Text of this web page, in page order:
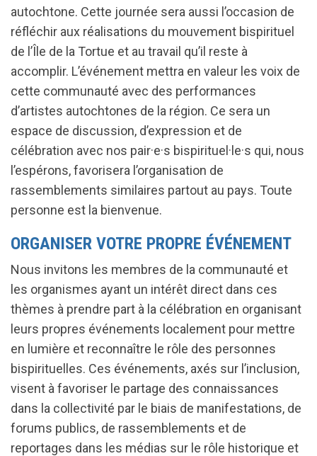
autochtone. Cette journée sera aussi l’occasion de
réfléchir aux réalisations du mouvement bispirituel
de l’Île de la Tortue et au travail qu’il reste à
accomplir. L’événement mettra en valeur les voix de
cette communauté avec des performances
d’artistes autochtones de la région. Ce sera un
espace de discussion, d’expression et de
célébration avec nos pair·e·s bispirituel·le·s qui, nous
l’espérons, favorisera l’organisation de
rassemblements similaires partout au pays. Toute
personne est la bienvenue.
ORGANISER VOTRE PROPRE ÉVÉNEMENT
Nous invitons les membres de la communauté et
les organismes ayant un intérêt direct dans ces
thèmes à prendre part à la célébration en organisant
leurs propres événements localement pour mettre
en lumière et reconnaître le rôle des personnes
bispirituelles. Ces événements, axés sur l’inclusion,
visent à favoriser le partage des connaissances
dans la collectivité par le biais de manifestations, de
forums publics, de rassemblements et de
reportages dans les médias sur le rôle historique et